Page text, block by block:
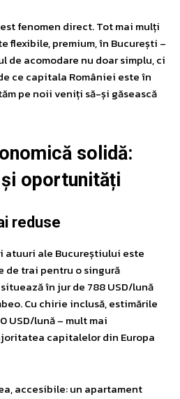
fenomen direct. Tot mai mulți
flexibile, premium, în București –
de acomodare nu doar simplu, ci
ce capitala României este în
pe noii veniți să-și găsească
solidă:
oportunități
reduse
atuuri ale Bucureștiului este
trai pentru o singură
în jur de 788 USD/lună
Cu chirie inclusă, estimările
USD/lună – mult mai
capitalelor din Europa
accesibile: un apartament